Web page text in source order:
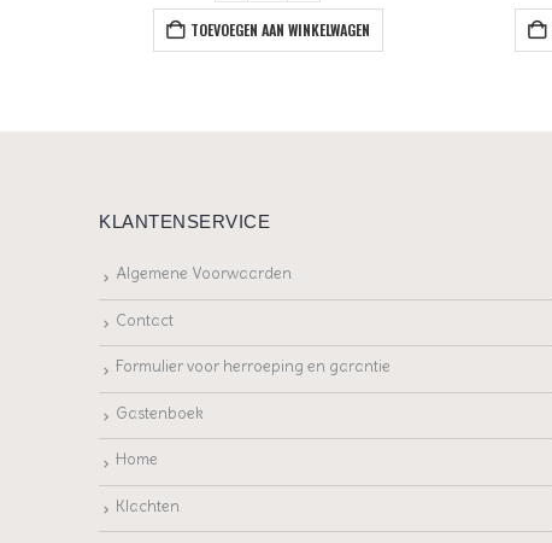
TOEVOEGEN AAN WINKELWAGEN
KLANTENSERVICE
Algemene Voorwaarden
Contact
Formulier voor herroeping en garantie
Gastenboek
Home
Klachten